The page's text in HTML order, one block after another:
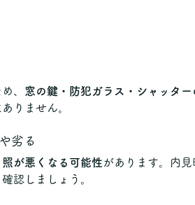
、 窓の鍵・防犯ガラス・シャッター
りません。
劣る
照が悪くなる可能性があります。内見
認しましょう。